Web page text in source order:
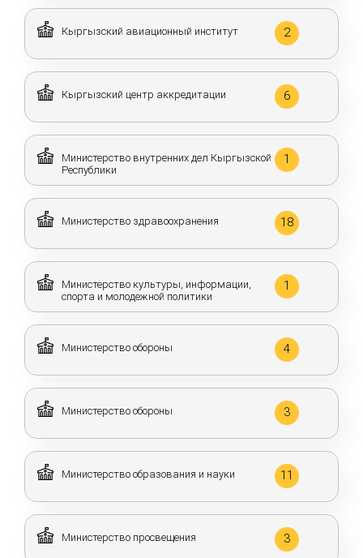
Кыргызский авиационный институт 2
Кыргызский центр аккредитации 6
Министерство внутренних дел Кыргызской
Республики
1
Министерство здравоохранения 18
Министерство культуры, информации,
спорта и молодежной политики
1
Министерство обороны 4
Министерство обороны 3
Министерство образования и науки 11
Министерство просвещения 3